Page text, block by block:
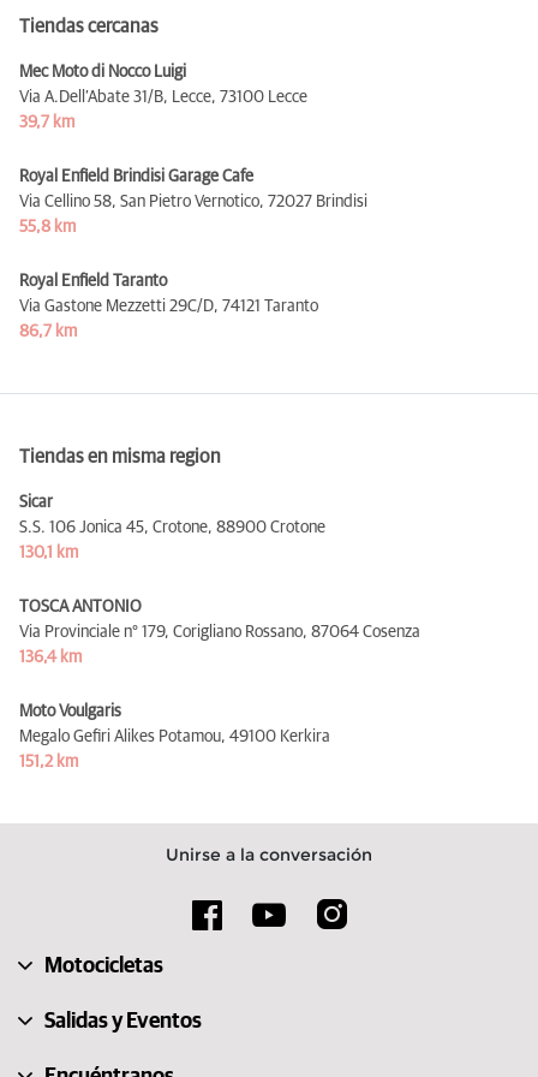
Tiendas cercanas
Mec Moto di Nocco Luigi
Via A.Dell’Abate 31/B, Lecce, 73100 Lecce
39,7 km
Royal Enfield Brindisi Garage Cafe
Via Cellino 58, San Pietro Vernotico, 72027 Brindisi
55,8 km
Royal Enfield Taranto
Via Gastone Mezzetti 29C/D, 74121 Taranto
86,7 km
Tiendas en misma region
Sicar
S.S. 106 Jonica 45, Crotone, 88900 Crotone
130,1 km
TOSCA ANTONIO
Via Provinciale n° 179, Corigliano Rossano, 87064 Cosenza
136,4 km
Moto Voulgaris
Megalo Gefiri Alikes Potamou, 49100 Kerkira
151,2 km
Unirse a la conversación
Motocicletas
Salidas y Eventos